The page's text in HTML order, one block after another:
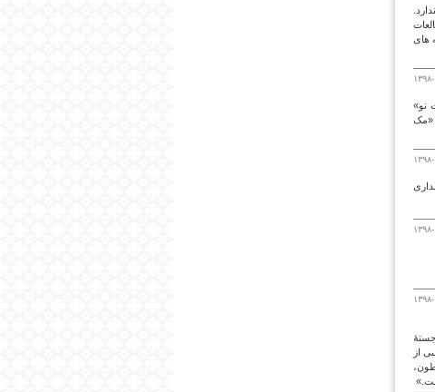
های
در سال ۱۳۹۴ در نشر «روایت نو»
«مک
نگهداری
از